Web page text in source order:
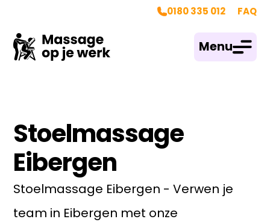
0180 335 012 FAQ
Menu
Stoelmassage
Eibergen
Stoelmassage Eibergen - Verwen je
team in Eibergen met onze